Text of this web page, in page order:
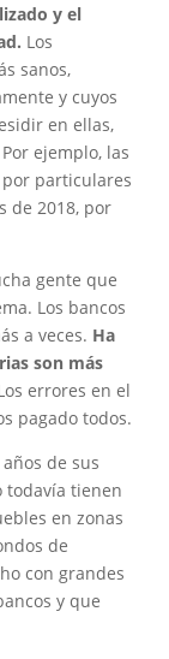
y el
Los
sanos,
y cuyos
en ellas,
ejemplo, las
particulares
de 2018, por
gente que
Los bancos
a veces. Ha
son más
errores en el
pagado todos.
de sus
todavía tienen
en zonas
de
con grandes
y que